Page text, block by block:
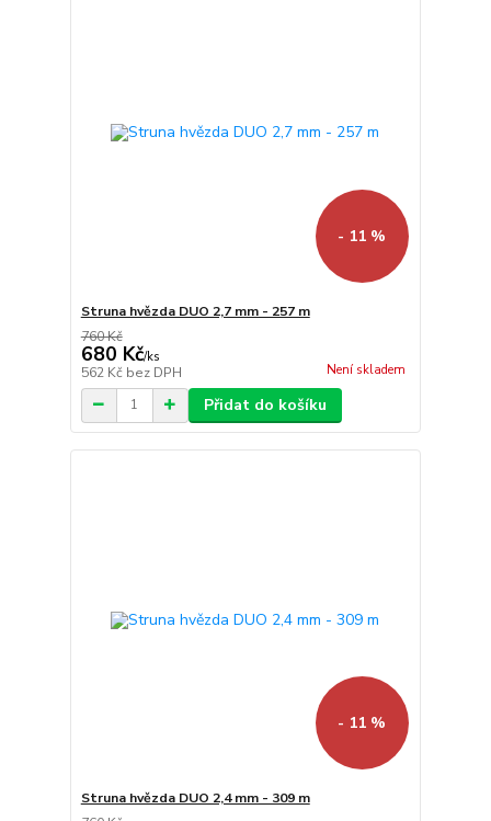
- 11 %
Struna hvězda DUO 2,7 mm - 257 m
760 Kč
680 Kč/ks
562 Kč bez DPH Není skladem
Přidat do košíku
- 11 %
Struna hvězda DUO 2,4 mm - 309 m